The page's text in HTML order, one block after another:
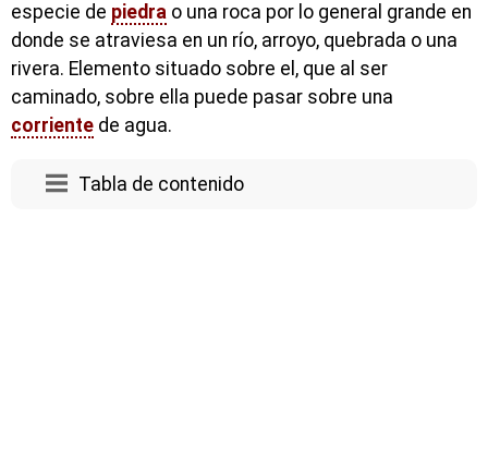
especie de piedra o una roca por lo general grande en
donde se atraviesa en un río, arroyo, quebrada o una
rivera. Elemento situado sobre el, que al ser
caminado, sobre ella puede pasar sobre una
corriente de agua.
Tabla de contenido